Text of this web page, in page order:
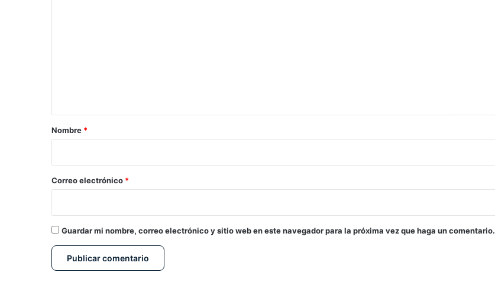
r
*
Nombre *
Correo electrónico *
Guardar mi nombre, correo electrónico y sitio web en este navegador para la próxima vez que haga un comentario.